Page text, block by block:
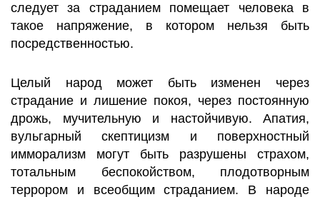
следует за страданием помещает человека в
такое напряжение, в котором нельзя быть
посредственностью.
Целый народ может быть изменен через
страдание и лишение покоя, через постоянную
дрожь, мучительную и настойчивую. Апатия,
вульгарный скептицизм и поверхностный
имморализм могут быть разрушены страхом,
тотальным беспокойством, плодотворным
террором и всеобщим страданием. В народе